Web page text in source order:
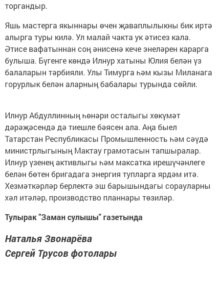
торгандыр.
Яшь мастерга якыннары өчен җаваплылыкны бик иртә
алырга туры килә. Ул малай чакта ук әтисез кала.
Әтисе вафатыннан соң әнисенә кече энеләрен карарга
булыша. Бүгенге көндә Илнур хатыны Юлия белән үз
балаларын тәрбияли. Улы Тимурга һәм кызы Миланага
горурлык белән аларның бабалары турында сөйли.
Илнур Абдуллинның һөнәри осталыгы хөкүмәт
дәрәҗәсендә дә тиешле бәясен ала. Аңа быел
Татарстан Республикасы Промышленность һәм сәүдә
министрлыгының Мактау грамотасын тапшыралар.
Илнур үзенең активлыгы һәм максатка ирешүчәнлеге
белән бөтен бригадага энергия тупларга ярдәм итә.
Хезмәткәрләр берлектә эш барышындагы сорауларны
хәл итәләр, производство планнары төзиләр.
Тулырак "Заман сулышы" газетында
Наталья Звонарёва
Сергей Трусов фотолары